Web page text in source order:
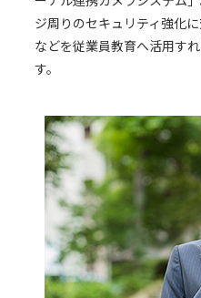
ジ周りのセキュリティ強化
などを従業員教育へ活用す
す。